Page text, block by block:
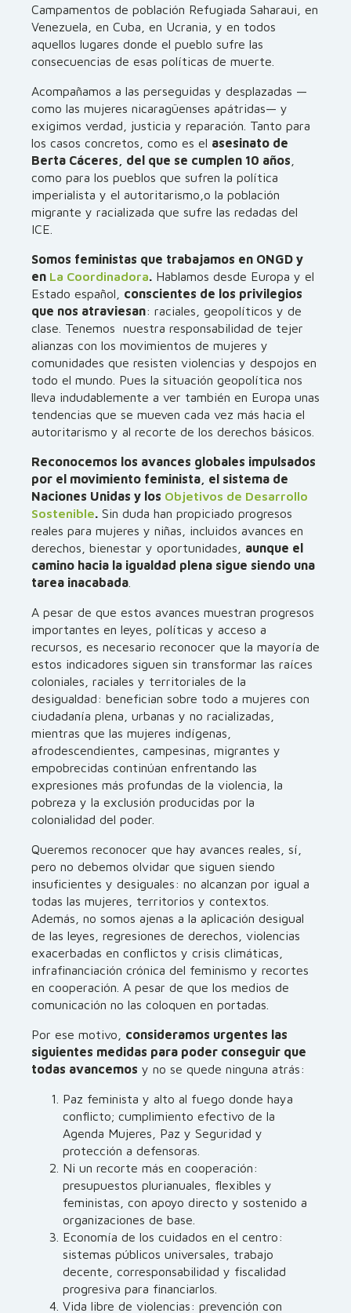
Campamentos de población Refugiada Saharaui, en
Venezuela, en Cuba, en Ucrania, y en todos
aquellos lugares donde el pueblo sufre las
consecuencias de esas políticas de muerte.
Acompañamos a las perseguidas y desplazadas —
como las mujeres nicaragüenses apátridas— y
exigimos verdad, justicia y reparación. Tanto para
los casos concretos, como es el asesinato de
Berta Cáceres, del que se cumplen 10 años
como para los pueblos que sufren la política
imperialista y el autoritarismo,o la población
migrante y racializada que sufre las redadas del
ICE.
Somos feministas que trabajamos en ONGD y
en La Coordinadora. Hablamos desde Europa y el
Estado español, conscientes de los privilegios
que nos atraviesan: raciales, geopolíticos y de
clase. Tenemos nuestra responsabilidad de tejer
alianzas con los movimientos de mujeres y
comunidades que resisten violencias y despojos en
todo el mundo. Pues la situación geopolítica nos
lleva indudablemente a ver también en Europa unas
tendencias que se mueven cada vez más hacia el
autoritarismo y al recorte de los derechos básicos.
Reconocemos los avances globales impulsados
por el movimiento feminista, el sistema de
Naciones Unidas y los Objetivos de Desarrollo
Sostenible. Sin duda han propiciado progresos
reales para mujeres y niñas, incluidos avances en
derechos, bienestar y oportunidades, aunque el
camino hacia la igualdad plena sigue siendo una
tarea inacabada
A pesar de que estos avances muestran progresos
importantes en leyes, políticas y acceso a
recursos, es necesario reconocer que la mayoría de
estos indicadores siguen sin transformar las raíces
coloniales, raciales y territoriales de la
desigualdad: benefician sobre todo a mujeres con
ciudadanía plena, urbanas y no racializadas,
mientras que las mujeres indígenas,
afrodescendientes, campesinas, migrantes y
empobrecidas continúan enfrentando las
expresiones más profundas de la violencia, la
pobreza y la exclusión producidas por la
colonialidad del poder.
Queremos reconocer que hay avances reales, sí,
pero no debemos olvidar que siguen siendo
insuficientes y desiguales: no alcanzan por igual a
todas las mujeres, territorios y contextos.
Además, no somos ajenas a la aplicación desigual
de las leyes, regresiones de derechos, violencias
exacerbadas en conflictos y crisis climáticas,
infrafinanciación crónica del feminismo y recortes
en cooperación. A pesar de que los medios de
comunicación no las coloquen en portadas.
Por ese motivo, consideramos urgentes las
siguientes medidas para poder conseguir que
todas avancemos y no se quede ninguna atrás:
Paz feminista y alto al fuego donde haya
conflicto; cumplimiento efectivo de la
Agenda Mujeres, Paz y Seguridad y
protección a defensoras.
Ni un recorte más en cooperación:
presupuestos plurianuales, flexibles y
feministas, con apoyo directo y sostenido a
organizaciones de base.
Economía de los cuidados en el centro:
sistemas públicos universales, trabajo
decente, corresponsabilidad y fiscalidad
progresiva para financiarlos.
Vida libre de violencias: prevención con